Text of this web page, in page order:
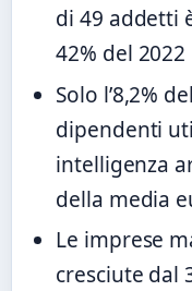
di 49 addetti
42% del 2022
Solo l’8,2%
dipendenti
intelligenza
della media
Le imprese
cresciute dal